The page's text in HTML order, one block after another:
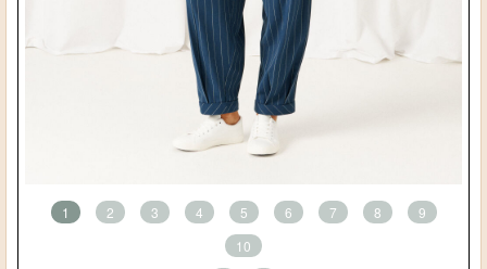
1 2 3 4 5 6 7 8
9
10